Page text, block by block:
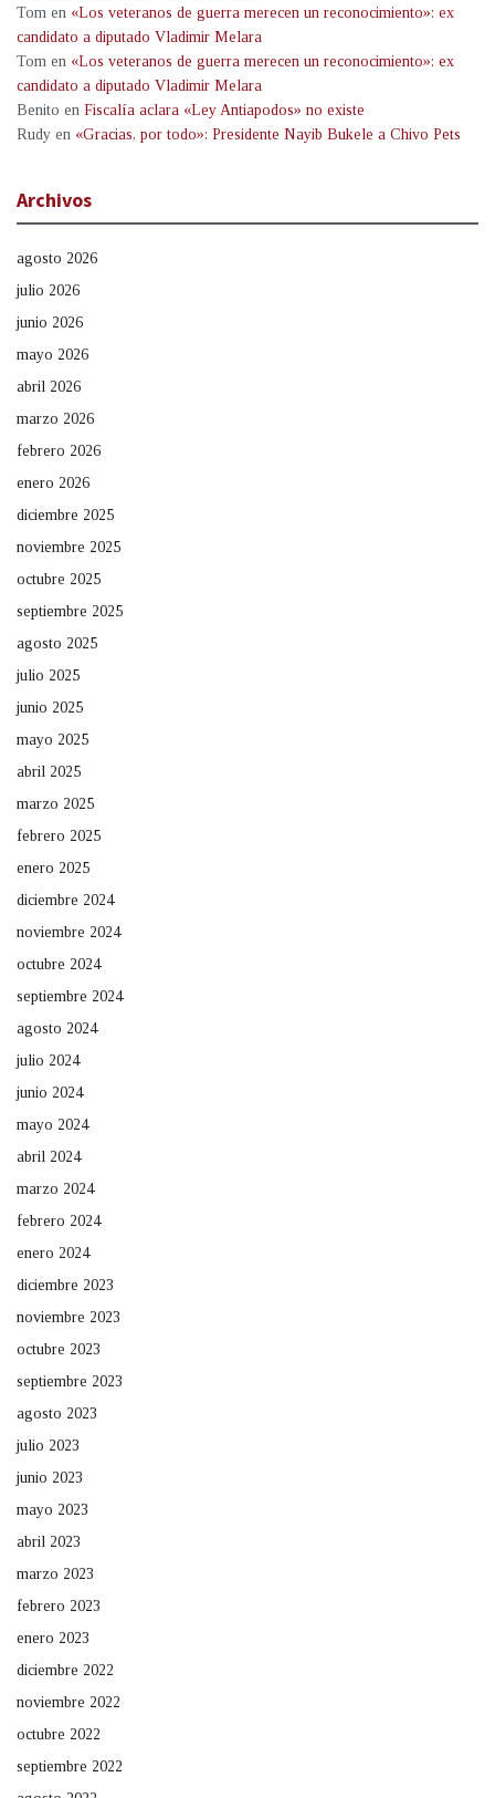
Tom en «Los veteranos de guerra merecen un reconocimiento»: ex
candidato a diputado Vladimir Melara
Tom en «Los veteranos de guerra merecen un reconocimiento»: ex
candidato a diputado Vladimir Melara
Benito en Fiscalía aclara «Ley Antiapodos» no existe
Rudy en «Gracias, por todo»: Presidente Nayib Bukele a Chivo Pets
Archivos
agosto 2026
julio 2026
junio 2026
mayo 2026
abril 2026
marzo 2026
febrero 2026
enero 2026
diciembre 2025
noviembre 2025
octubre 2025
septiembre 2025
agosto 2025
julio 2025
junio 2025
mayo 2025
abril 2025
marzo 2025
febrero 2025
enero 2025
diciembre 2024
noviembre 2024
octubre 2024
septiembre 2024
agosto 2024
julio 2024
junio 2024
mayo 2024
abril 2024
marzo 2024
febrero 2024
enero 2024
diciembre 2023
noviembre 2023
octubre 2023
septiembre 2023
agosto 2023
julio 2023
junio 2023
mayo 2023
abril 2023
marzo 2023
febrero 2023
enero 2023
diciembre 2022
noviembre 2022
octubre 2022
septiembre 2022